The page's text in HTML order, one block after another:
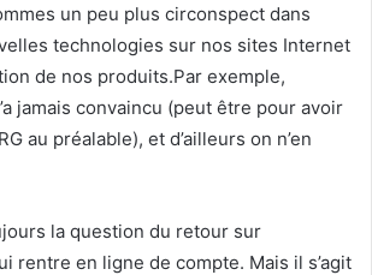
un peu plus circonspect dans
technologies sur nos sites Internet
de nos produits.Par exemple,
jamais convaincu (peut être pour avoir
au préalable), et d’ailleurs on n’en
la question du retour sur
rentre en ligne de compte. Mais il s’agit